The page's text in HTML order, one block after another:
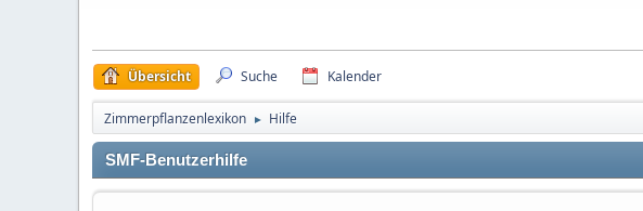
Übersicht Suche Kalender
Zimmerpflanzenlexikon ► Hilfe
SMF-Benutzerhilfe